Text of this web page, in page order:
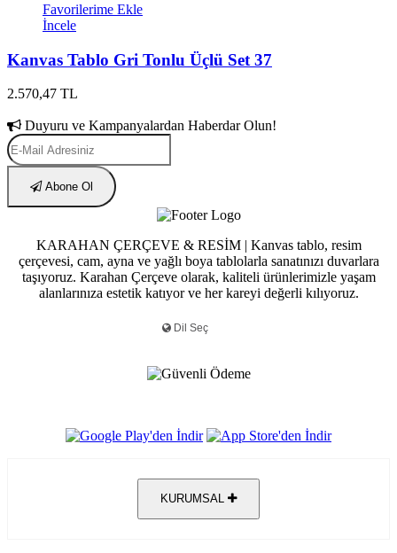
Favorilerime Ekle
İncele
Kanvas Tablo Gri Tonlu Üçlü Set 37
2.570,47 TL
Duyuru ve Kampanyalardan Haberdar Olun!
Abone Ol
KARAHAN ÇERÇEVE & RESİM | Kanvas tablo, resim
çerçevesi, cam, ayna ve yağlı boya tablolarla sanatınızı duvarlara
taşıyoruz. Karahan Çerçeve olarak, kaliteli ürünlerimizle yaşam
alanlarınıza estetik katıyor ve her kareyi değerli kılıyoruz.
KURUMSAL